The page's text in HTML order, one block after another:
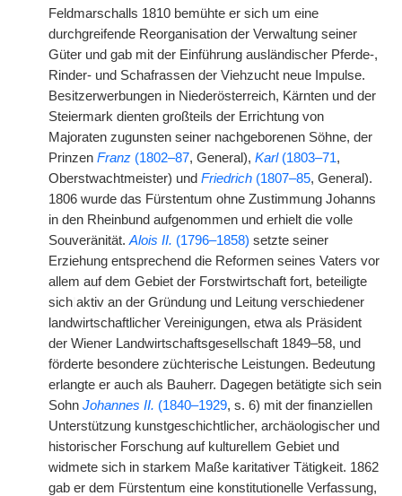
Feldmarschalls 1810 bemühte er sich um eine
durchgreifende Reorganisation der Verwaltung seiner
Güter und gab mit der Einführung ausländischer Pferde-,
Rinder- und Schafrassen der Viehzucht neue Impulse.
Besitzerwerbungen in Niederösterreich, Kärnten und der
Steiermark dienten großteils der Errichtung von
Majoraten zugunsten seiner nachgeborenen Söhne, der
Prinzen Franz (1802–87, General), Karl(1803–71,
Oberstwachtmeister) und Friedrich (1807–85, General).
1806 wurde das Fürstentum ohne Zustimmung Johanns
in den Rheinbund aufgenommen und erhielt die volle
Souveränität. Alois II. (1796–1858) setzte seiner
Erziehung entsprechend die Reformen seines Vaters vor
allem auf dem Gebiet der Forstwirtschaft fort, beteiligte
sich aktiv an der Gründung und Leitung verschiedener
landwirtschaftlicher Vereinigungen, etwa als Präsident
der Wiener Landwirtschaftsgesellschaft 1849–58, und
förderte besondere züchterische Leistungen. Bedeutung
erlangte er auch als Bauherr. Dagegen betätigte sich sein
Sohn Johannes II. (1840–1929, s. 6) mit der finanziellen
Unterstützung kunstgeschichtlicher, archäologischer und
historischer Forschung auf kulturellem Gebiet und
widmete sich in starkem Maße karitativer Tätigkeit. 1862
gab er dem Fürstentum eine konstitutionelle Verfassung,